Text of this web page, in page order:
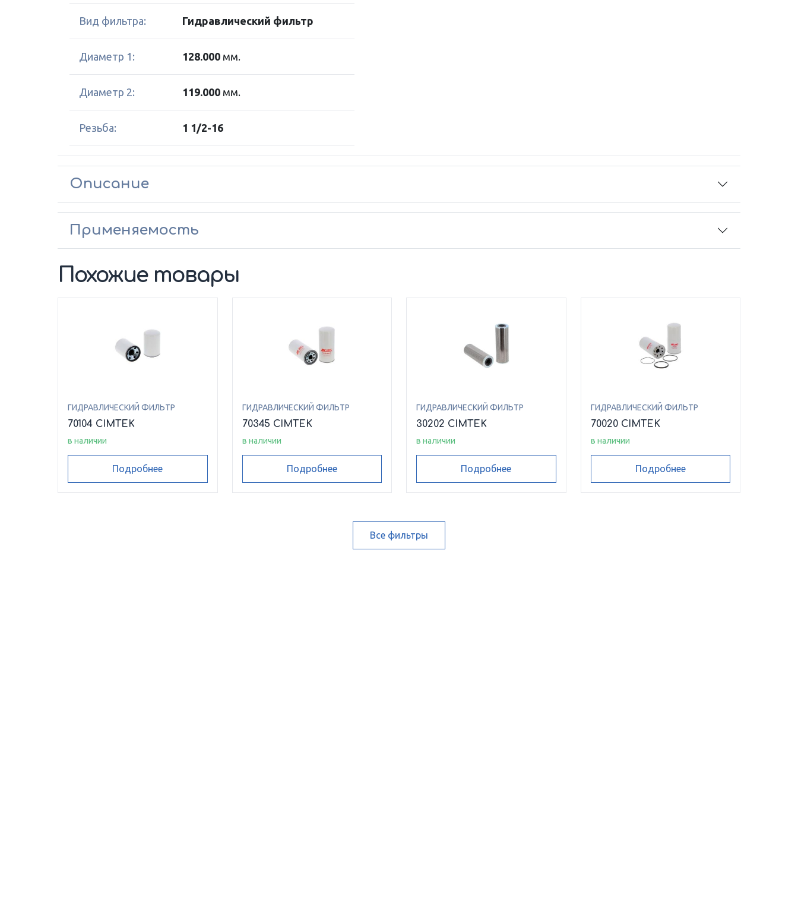
Вид фильтра: Гидравлический фильтр
Диаметр 1: 128.000 мм.
Диаметр 2: 119.000 мм.
Резьба: 1 1/2-16
Описание
Применяемость
Похожие товары
ГИДРАВЛИЧЕСКИЙ ФИЛЬТР
70104 CIMTEK
в наличии
Подробнее
ГИДРАВЛИЧЕСКИЙ ФИЛЬТР
70345 CIMTEK
в наличии
Подробнее
ГИДРАВЛИЧЕСКИЙ ФИЛЬТР
30202 CIMTEK
в наличии
Подробнее
ГИДРАВЛИЧЕСКИЙ ФИЛЬТР
70020 CIMTEK
в наличии
Подробнее
Все фильтры